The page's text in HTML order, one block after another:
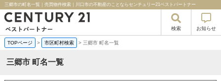
三郷市の町名一覧｜売買物件検索｜川口市の不動産のことならセンチュリー21ベストパートナー
検索 お知らせ
TOPページ > 市区町村検索 > 三郷市 町名一覧
三郷市 町名一覧